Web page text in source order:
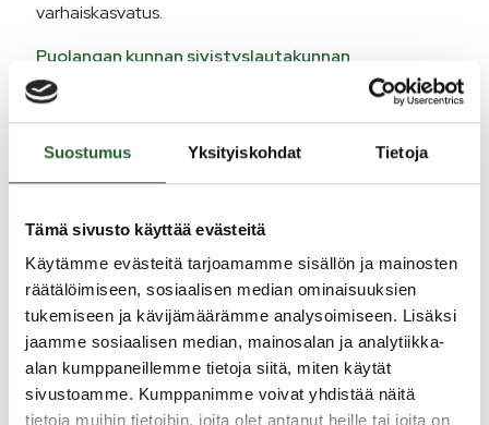
Suostumus Yksityiskohdat Tietoja
Tämä sivusto käyttää evästeitä
Käytämme evästeitä tarjoamamme sisällön ja mainosten
räätälöimiseen, sosiaalisen median ominaisuuksien
tukemiseen ja kävijämäärämme analysoimiseen. Lisäksi
jaamme sosiaalisen median, mainosalan ja analytiikka-
alan kumppaneillemme tietoja siitä, miten käytät
sivustoamme. Kumppanimme voivat yhdistää näitä
tietoja muihin tietoihin, joita olet antanut heille tai joita on
varhaiskasvatus.
Puolangan kunnan sivistyslautakunnan
delegointipäätökset
Puheenjohtajisto 2025-2029
Kemppainen Jaana, varapuheenjohtaja
Jäsenet 2025-2029
Kinnunen Heli
Mikkonen Arvo
Suorsa Virva